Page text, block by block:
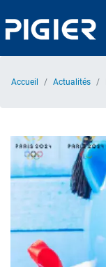
au
contenu
Accueil Actualités